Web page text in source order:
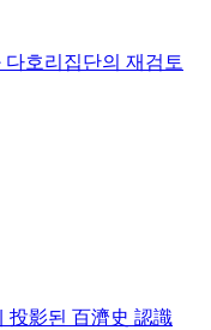
다호리집단의 재검토
投影된 百濟史 認識